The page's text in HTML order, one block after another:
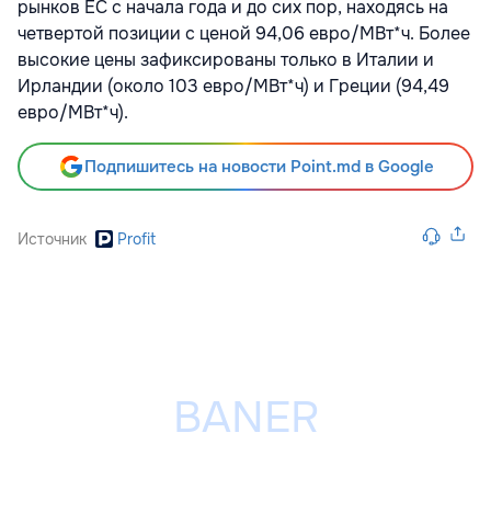
рынков ЕС с начала года и до сих пор, находясь на
четвертой позиции с ценой 94,06 евро/МВт*ч. Более
высокие цены зафиксированы только в Италии и
Ирландии (около 103 евро/МВт*ч) и Греции (94,49
евро/МВт*ч).
Подпишитесь на новости Point.md в Google
Источник Profit